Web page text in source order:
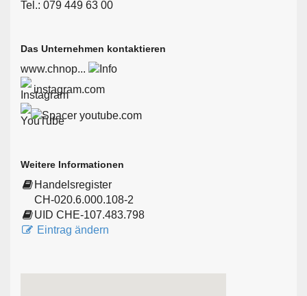
Tel.: 079 449 63 00
Das Unternehmen kontaktieren
www.chnop...
instagram.com
youtube.com
Weitere Informationen
Handelsregister
CH-020.6.000.108-2
UID CHE-107.483.798
Eintrag ändern